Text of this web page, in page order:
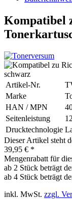
Kompatibel
Artikel-Nr.
Marke
HAN / MPN
Seitenleistung
Drucktechnologie
Dieser Artikel steht
39,95 € *
Mengenrabatt für
ab 2 Stück beträgt
ab 4 Stück beträgt
inkl. MwSt. zzgl.